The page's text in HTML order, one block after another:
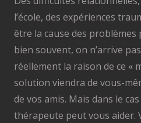
l’école, des expériences
être la cause des problèmes
bien souvent, on n’arrive
réellement la raison de ce «
solution viendra de vous-
de vos amis. Mais dans le
thérapeute peut vous aider.